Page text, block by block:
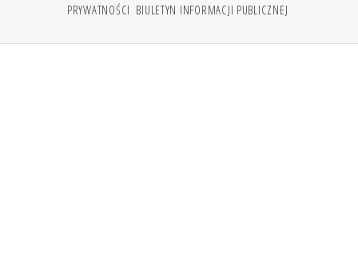
PRYWATNOŚCI BIULETYN INFORMACJI PUBLICZNEJ